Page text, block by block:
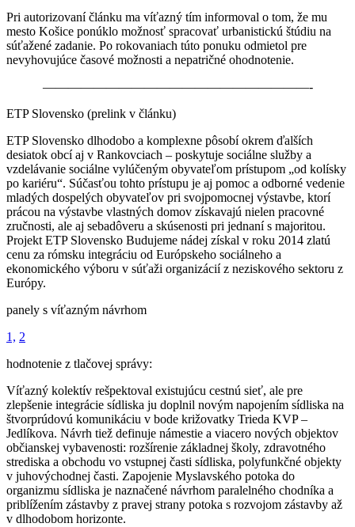
Pri autorizovaní článku ma víťazný tím informoval o tom, že mu
mesto Košice ponúklo možnosť spracovať urbanistickú štúdiu na
súťažené zadanie. Po rokovaniach túto ponuku odmietol pre
nevyhovujúce časové možnosti a nepatričné ohodnotenie.
—————————————————————-
ETP Slovensko (prelink v článku)
ETP Slovensko dlhodobo a komplexne pôsobí okrem ďalších
desiatok obcí aj v Rankovciach – poskytuje sociálne služby a
vzdelávanie sociálne vylúčeným obyvateľom prístupom „od kolísky
po kariéru“. Súčasťou tohto prístupu je aj pomoc a odborné vedenie
mladých dospelých obyvateľov pri svojpomocnej výstavbe, ktorí
prácou na výstavbe vlastných domov získavajú nielen pracovné
zručnosti, ale aj sebadôveru a skúsenosti pri jednaní s majoritou.
Projekt ETP Slovensko Budujeme nádej získal v roku 2014 zlatú
cenu za rómsku integráciu od Európskeho sociálneho a
ekonomického výboru v súťaži organizácií z neziskového sektoru z
Európy.
panely s víťazným návrhom
1, 2
hodnotenie z tlačovej správy:
Víťazný kolektív rešpektoval existujúcu cestnú sieť, ale pre
zlepšenie integrácie sídliska ju doplnil novým napojením sídliska na
štvorprúdovú komunikáciu v bode križovatky Trieda KVP –
Jedlíkova. Návrh tiež definuje námestie a viacero nových objektov
občianskej vybavenosti: rozšírenie základnej školy, zdravotného
strediska a obchodu vo vstupnej časti sídliska, polyfunkčné objekty
v juhovýchodnej časti. Zapojenie Myslavského potoka do
organizmu sídliska je naznačené návrhom paralelného chodníka a
priblížením zástavby z pravej strany potoka s rozvojom zástavby až
v dlhodobom horizonte.